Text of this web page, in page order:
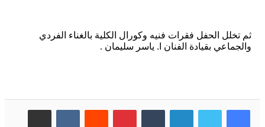
ثم تخلل الحفل فقرات فنيه وكورال الكلية بالغناء الفردي
والجماعي بقيادة الفنان ا. ياسر سليمان .
لينكدإن بينتيريست مشاركة عبر البريد